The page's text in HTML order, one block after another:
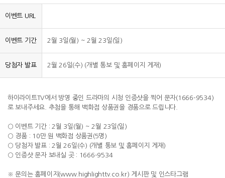
이벤트 URL
이벤트 기간 2월 3일(월) ~ 2월 23일(일)
당첨자 발표 2월 26일(수) (개별 통보 및 홈페이지 게재)
하이라이트TV에서 방영 중인 드라마의 시청 인증샷을 찍어 문자(1666-9534)
로 보내주세요. 추첨을 통해 백화점 상품권을 경품으로 드립니다.
○ 이벤트 기간 : 2월 3일(월) ~ 2월 23일(일)
○ 경품 : 10만 원 백화점 상품권(5명)
○ 당첨자 발표 : 2월 26일(수) (개별 통보 및 홈페이지 게재)
○ 인증샷 문자 보내실 곳 : 1666-9534
※ 문의는 홈페이지(www.highlighttv.co.kr) 게시판 및 인스타그램